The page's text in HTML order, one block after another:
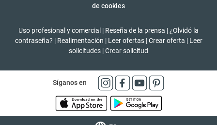
de cookies
Uso profesional y comercial | Reseña de la prensa | ¿Olvidó la
contraseña? | Realimentación | Leer ofertas | Crear oferta | Leer
solicitudes |Crear solicitud
Síganos en